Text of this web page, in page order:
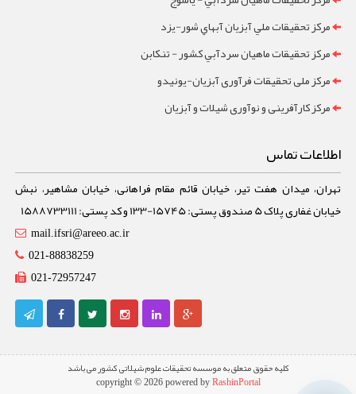
مرکز تحقيقات ملي آبزيان آبهاي شور-یزد
مرکز تحقيقات ماهيان سردآبي کشور - تنکابن
مرکز ملی تحقیقات فرآوری آبزیان-یونیدو
مرکز کارآفرینی و نوآوری شیلات و آبزیان
اطلاعات تماس
تهران، میدان هفت تیر، خیابان قائم مقام فراهانی، خیابان مشاهیر، نبش
خیابان غفاری پلاک 5 صندوق پستی: 15745-133 و کد پستی: 1588733111
mail.ifsri@areeo.ac.ir
021-88838259
021-72957247
کلیه حقوق متعلق به موسسه تحقیقات علوم شیلاتی کشور می باشد
copyright © 2026 powered by RashinPortal